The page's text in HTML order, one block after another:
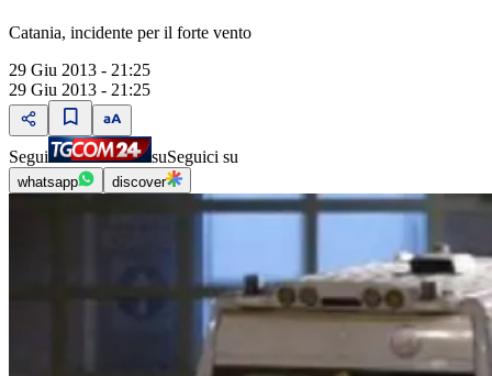
Catania, incidente per il forte vento
29 Giu 2013 - 21:25
29 Giu 2013 - 21:25
Segui suSeguici su
whatsapp discover